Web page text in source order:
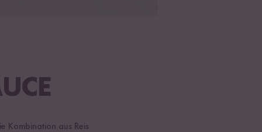
Kombination aus Reis